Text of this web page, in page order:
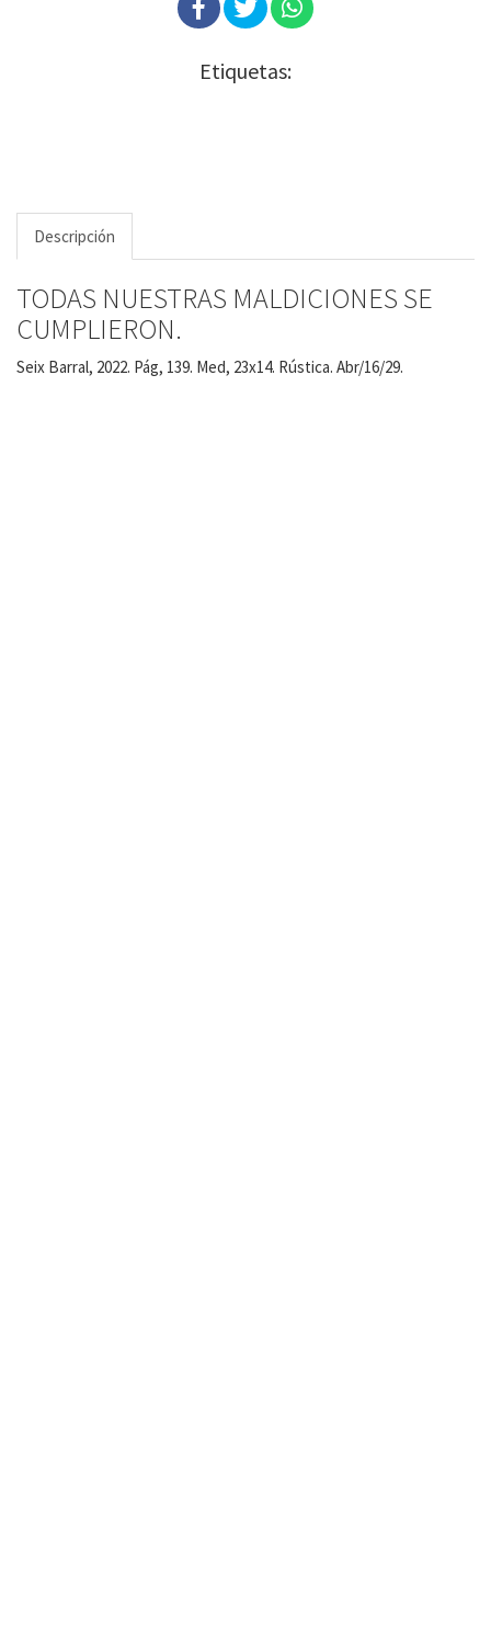
Etiquetas:
Descripción
TODAS NUESTRAS MALDICIONES SE
CUMPLIERON.
Seix Barral, 2022. Pág, 139. Med, 23x14. Rústica. Abr/16/29.